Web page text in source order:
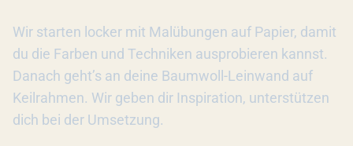
Wir starten locker mit Malübungen auf Papier, damit
du die Farben und Techniken ausprobieren kannst.
Danach geht’s an deine Baumwoll-Leinwand auf
Keilrahmen. Wir geben dir Inspiration, unterstützen
dich bei der Umsetzung.